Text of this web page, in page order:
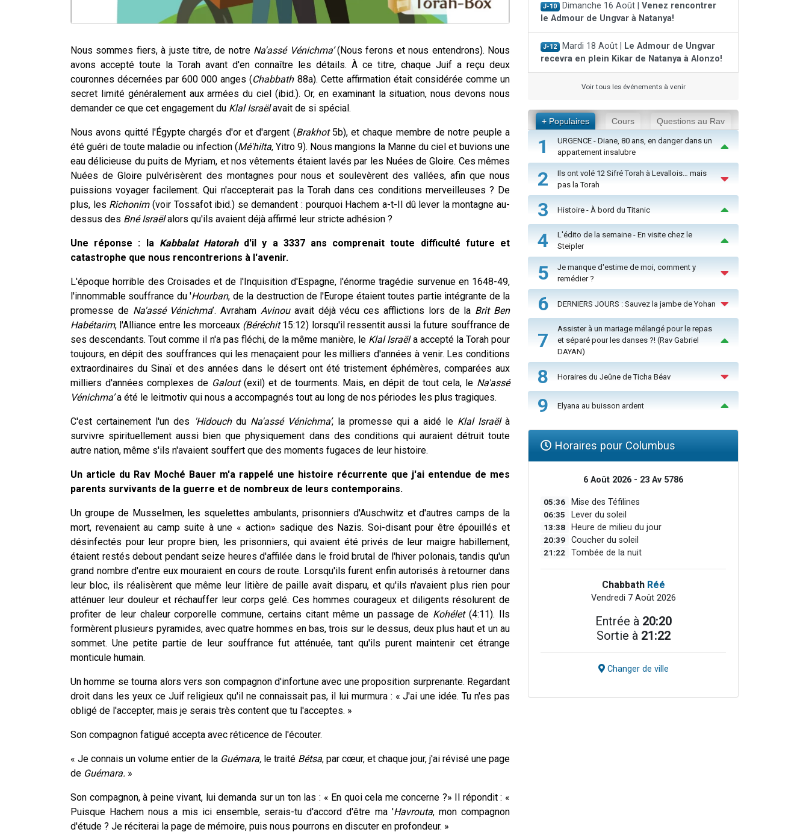
Nous sommes fiers, à juste titre, de notre Na'assé Vénichma’(Nous ferons et nous entendrons). Nous
avons accepté toute la Torah avant d'en connaître les détails. À ce titre, chaque Juif a reçu deux
couronnes décernées par 600 000 anges (Chabbath88a). Cette affirmation était considérée comme un
secret limité généralement aux armées du ciel (ibid.). Or, en examinant la situation, nous devons nous
demander ce que cet engagement du Klal Israëlavait de si spécial.
Nous avons quitté l'Égypte chargés d'or et d'argent (Brakhot5b), et chaque membre de notre peuple a
été guéri de toute maladie ou infection (Mé'hilta, Yitro 9). Nous mangions la Manne du ciel et buvions une
eau délicieuse du puits de Myriam, et nos vêtements étaient lavés par les Nuées de Gloire. Ces mêmes
Nuées de Gloire pulvérisèrent des montagnes pour nous et soulevèrent des vallées, afin que nous
puissions voyager facilement. Qui n'accepterait pas la Torah dans ces conditions merveilleuses ? De
plus, les Richonim(voir Tossafot ibid.) se demandent : pourquoi Hachem a-t-Il dû lever la montagne au-
dessus des Bné Israëlalors qu'ils avaient déjà affirmé leur stricte adhésion ?
Une réponse : la Kabbalat Hatorahd'il y a 3337 ans comprenait toute difficulté future et
catastrophe que nous rencontrerions à l'avenir.
L'époque horrible des Croisades et de l'Inquisition d'Espagne, l'énorme tragédie survenue en 1648-49,
l'innommable souffrance du 'Hourban, de la destruction de l'Europe étaient toutes partie intégrante de la
promesse de Na'assé Vénichma’. AvrahamAvinouavait déjà vécu ces afflictions lors de la Brit Ben
Habétarim, l'Alliance entre les morceaux (Béréchit15:12) lorsqu'il ressentit aussi la future souffrance de
ses descendants. Tout comme il n'a pas fléchi, de la même manière, le Klal Israëla accepté la Torah pour
toujours, en dépit des souffrances qui les menaçaient pour les milliers d'années à venir. Les conditions
extraordinaires du Sinaï et des années dans le désert ont été tristement éphémères, comparées aux
milliers d'années complexes de Galout(exil) et de tourments. Mais, en dépit de tout cela, le Na'assé
Vénichma’a été le leitmotiv qui nous a accompagnés tout au long de nos périodes les plus tragiques.
C'est certainement l'un des 'Hidouchdu Na'assé Vénichma’, la promesse qui a aidé le Klal Israëlà
survivre spirituellement aussi bien que physiquement dans des conditions qui auraient détruit toute
autre nation, même s'ils n'avaient souffert que des moments fugaces de leur histoire.
Un article du Rav Moché Bauer m'a rappelé une histoire récurrente que j'ai entendue de mes
parents survivants de la guerre et de nombreux de leurs contemporains.
Un groupe de Musselmen, les squelettes ambulants, prisonniers d'Auschwitz et d'autres camps de la
mort, revenaient au camp suite à une « action» sadique des Nazis. Soi-disant pour être épouillés et
désinfectés pour leur propre bien, les prisonniers, qui avaient été privés de leur maigre habillement,
étaient restés debout pendant seize heures d'affilée dans le froid brutal de l'hiver polonais, tandis qu'un
grand nombre d'entre eux mouraient en cours de route. Lorsqu'ils furent enfin autorisés à retourner dans
leur bloc, ils réalisèrent que même leur litière de paille avait disparu, et qu'ils n'avaient plus rien pour
atténuer leur douleur et réchauffer leur corps gelé. Ces hommes courageux et diligents résolurent de
profiter de leur chaleur corporelle commune, certains citant même un passage de Kohélet(4:11). Ils
formèrent plusieurs pyramides, avec quatre hommes en bas, trois sur le dessus, deux plus haut et un au
sommet. Une petite partie de leur souffrance fut atténuée, tant qu'ils purent maintenir cet étrange
monticule humain.
Un homme se tourna alors vers son compagnon d'infortune avec une proposition surprenante. Regardant
droit dans les yeux ce Juif religieux qu'il ne connaissait pas, il lui murmura : « J'ai une idée. Tu n'es pas
obligé de l'accepter, mais je serais très content que tu l'acceptes. »
Son compagnon fatigué accepta avec réticence de l'écouter.
« Je connais un volume entier de la Guémara, le traité Bétsa, par cœur, et chaque jour, j'ai révisé une page
de Guémara. »
Son compagnon, à peine vivant, lui demanda sur un ton las : « En quoi cela me concerne ?» Il répondit : «
Puisque Hachem nous a mis ici ensemble, serais-tu d'accord d'être ma 'Havrouta, mon compagnon
d'étude ? Je réciterai la page de mémoire, puis nous pourrons en discuter en profondeur. »
J-10 Dimanche 16 Août | Venez rencontrer
le Admour de Ungvar à Natanya!
J-12 Mardi 18 Août |
Le Admour de Ungvar
recevra en plein Kikar de Natanya à Alonzo!
Voir tous les événements à venir
+ Populaires Cours Questions au Rav
1
URGENCE - Diane, 80 ans, en danger dans un
appartement insalubre
2
Ils ont volé 12 Sifré Torah à Levallois… mais
pas la Torah
3 Histoire - À bord du Titanic
4
L'édito de la semaine - En visite chez le
Steipler
5
Je manque d'estime de moi, comment y
remédier ?
6 DERNIERS JOURS : Sauvez la jambe de Yohan
7
Assister à un mariage mélangé pour le repas
et séparé pour les danses ?! (Rav Gabriel
DAYAN)
8 Horaires du Jeûne de Ticha Béav
9 Elyana au buisson ardent
Horaires pour Columbus
6 Août 2026 - 23 Av 5786
05:36 Mise des Téfilines
06:35 Lever du soleil
13:38 Heure de milieu du jour
20:39 Coucher du soleil
21:22 Tombée de la nuit
Chabbath Réé
Vendredi 7 Août 2026
Entrée à 20:20
Sortie à 21:22
Changer de ville